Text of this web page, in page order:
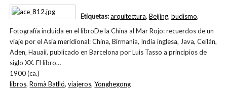
Fotografía incluida en el libroDe la China al Mar Rojo: recuerdos de un
viaje por el Asia meridional: China, Birmania, India inglesa, Java, Ceilán,
Aden, Hauaii, publicado en Barcelona por Luis Tasso a principios de
siglo XX. El libro…
1900 (ca.)
Etiquetas:arquitectura, Beijing, budismo,
libros,Romà Batlló,viajeros,Yonghegong